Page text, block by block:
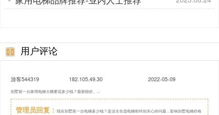
用户评论
游客544319 182.105.49.30 2022-05-09
别墅装一台家用电梯大概要花多少钱？最新报价。...
管理员回复： 现在别墅装一台电梯多少钱？是业主在选电梯前特别关心的问题，影响别墅电梯价格